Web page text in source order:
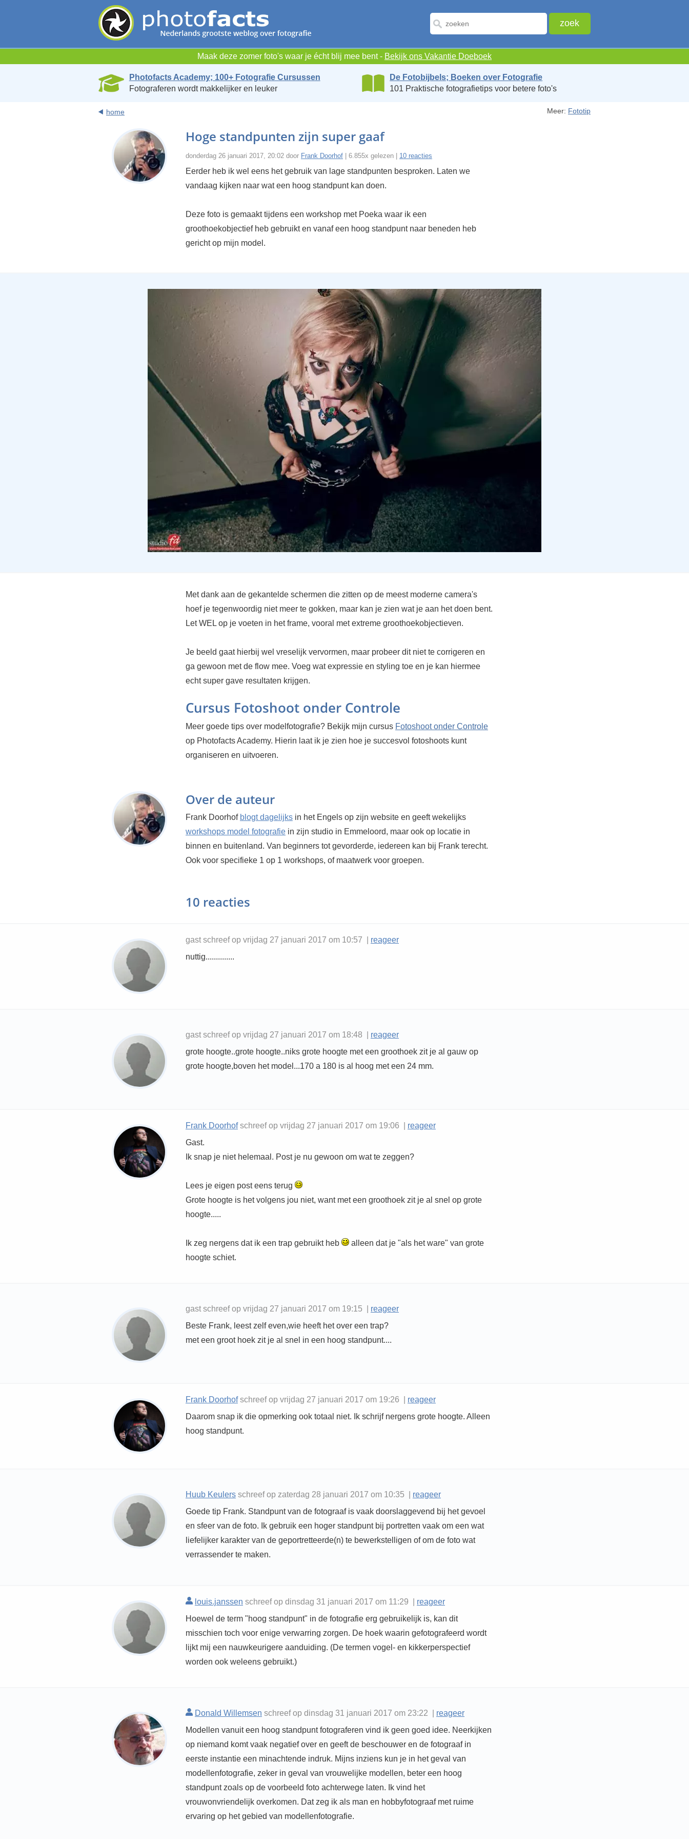
Maak deze zomer foto's waar je écht blij mee bent - Bekijk ons Vakantie Doeboek
Photofacts Academy; 100+ Fotografie Cursussen
Fotograferen wordt makkelijker en leuker
De Fotobijbels; Boeken over Fotografie
101 Praktische fotografietips voor betere foto's
home Meer: Fototip
Hoge standpunten zijn super gaaf
donderdag 26 januari 2017, 20:02 door Frank Doorhof | 6.855x gelezen | 10 reacties
Eerder heb ik wel eens het gebruik van lage standpunten besproken. Laten we
vandaag kijken naar wat een hoog standpunt kan doen.
Deze foto is gemaakt tijdens een workshop met Poeka waar ik een
groothoekobjectief heb gebruikt en vanaf een hoog standpunt naar beneden heb
gericht op mijn model.
Met dank aan de gekantelde schermen die zitten op de meest moderne camera's
hoef je tegenwoordig niet meer te gokken, maar kan je zien wat je aan het doen bent.
Let WEL op je voeten in het frame, vooral met extreme groothoekobjectieven.
Je beeld gaat hierbij wel vreselijk vervormen, maar probeer dit niet te corrigeren en
ga gewoon met de flow mee. Voeg wat expressie en styling toe en je kan hiermee
echt super gave resultaten krijgen.
Cursus Fotoshoot onder Controle
Meer goede tips over modelfotografie? Bekijk mijn cursus Fotoshoot onder Controle
op Photofacts Academy. Hierin laat ik je zien hoe je succesvol fotoshoots kunt
organiseren en uitvoeren.
Over de auteur
Frank Doorhof blogt dagelijks in het Engels op zijn website en geeft wekelijks
workshops model fotografie in zijn studio in Emmeloord, maar ook op locatie in
binnen en buitenland. Van beginners tot gevorderde, iedereen kan bij Frank terecht.
Ook voor specifieke 1 op 1 workshops, of maatwerk voor groepen.
10 reacties
gast schreef op vrijdag 27 januari 2017 om 10:57 | reageer
nuttig..............
gast schreef op vrijdag 27 januari 2017 om 18:48 | reageer
grote hoogte..grote hoogte..niks grote hoogte met een groothoek zit je al gauw op
grote hoogte,boven het model...170 a 180 is al hoog met een 24 mm.
Frank Doorhofschreef op vrijdag 27 januari 2017 om 19:06 | reageer
Gast.
Ik snap je niet helemaal. Post je nu gewoon om wat te zeggen?
Lees je eigen post eens terug
Grote hoogte is het volgens jou niet, want met een groothoek zit je al snel op grote
hoogte.....
Ik zeg nergens dat ik een trap gebruikt heb
alleen dat je "als het ware" van grote
hoogte schiet.
gast schreef op vrijdag 27 januari 2017 om 19:15 | reageer
Beste Frank, leest zelf even,wie heeft het over een trap?
met een groot hoek zit je al snel in een hoog standpunt....
Frank Doorhofschreef op vrijdag 27 januari 2017 om 19:26 | reageer
Daarom snap ik die opmerking ook totaal niet. Ik schrijf nergens grote hoogte. Alleen
hoog standpunt.
Huub Keulers schreef op zaterdag 28 januari 2017 om 10:35 | reageer
Goede tip Frank. Standpunt van de fotograaf is vaak doorslaggevend bij het gevoel
en sfeer van de foto. Ik gebruik een hoger standpunt bij portretten vaak om een wat
liefelijker karakter van de geportretteerde(n) te bewerkstelligen of om de foto wat
verrassender te maken.
louis.janssen schreef op dinsdag 31 januari 2017 om 11:29 | reageer
Hoewel de term "hoog standpunt" in de fotografie erg gebruikelijk is, kan dit
misschien toch voor enige verwarring zorgen. De hoek waarin gefotografeerd wordt
lijkt mij een nauwkeurigere aanduiding. (De termen vogel- en kikkerperspectief
worden ook weleens gebruikt.)
Donald Willemsen schreef op dinsdag 31 januari 2017 om 23:22 | reageer
Modellen vanuit een hoog standpunt fotograferen vind ik geen goed idee. Neerkijken
op niemand komt vaak negatief over en geeft de beschouwer en de fotograaf in
eerste instantie een minachtende indruk. Mijns inziens kun je in het geval van
modellenfotografie, zeker in geval van vrouwelijke modellen, beter een hoog
standpunt zoals op de voorbeeld foto achterwege laten. Ik vind het
vrouwonvriendelijk overkomen. Dat zeg ik als man en hobbyfotograaf met ruime
ervaring op het gebied van modellenfotografie.